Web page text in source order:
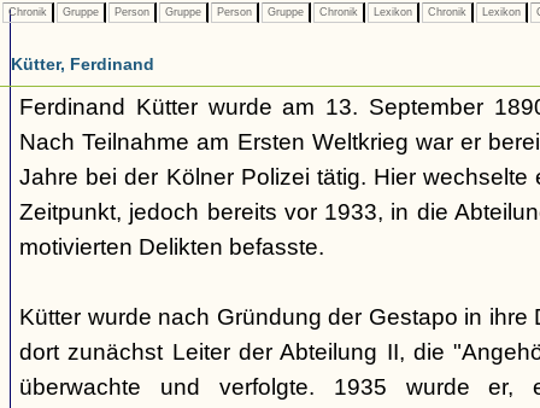
Chronik Gruppe Person Gruppe Person Gruppe Chronik Lexikon Chronik Lexikon
Kütter, Ferdinand
Ferdinand Kütter wurde am 13. September
Nach Teilnahme am Ersten Weltkrieg war er
Jahre bei der Kölner Polizei tätig. Hier
Zeitpunkt, jedoch bereits vor 1933, in die
motivierten Delikten befasste.
Kütter wurde nach Gründung der Gestapo in ihre
dort zunächst Leiter der Abteilung II, die
überwachte und verfolgte. 1935 wurde er,